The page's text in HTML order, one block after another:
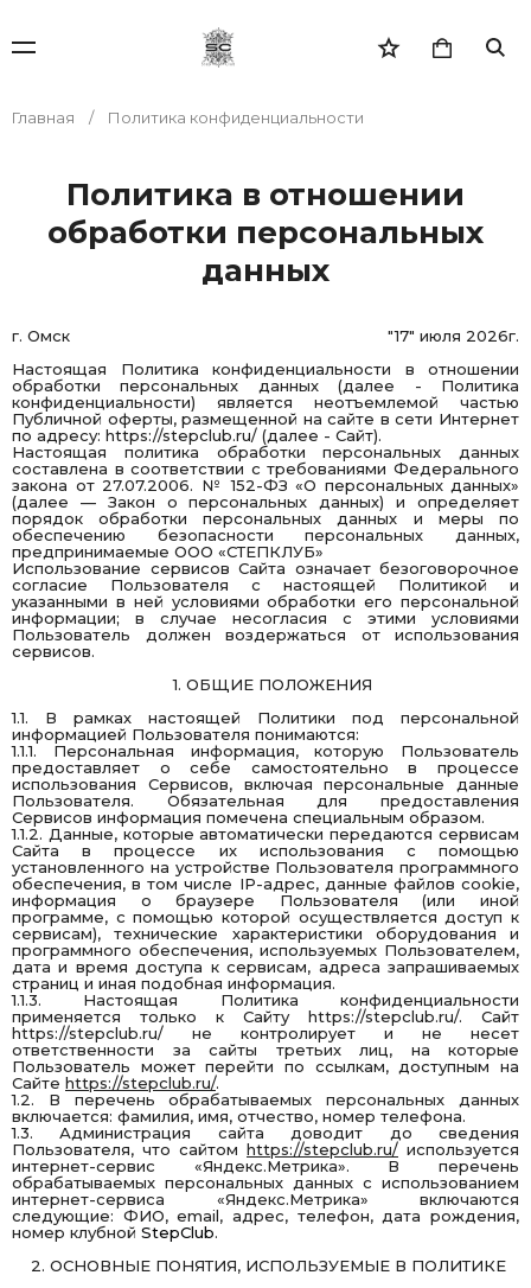
Главная Политика конфиденциальности
Политика в отношении
обработки персональных
данных
г. Омск
"17" июля 2026г.
Настоящая Политика конфиденциальности в отношении
обработки персональных данных (далее - Политика
конфиденциальности) является неотъемлемой частью
Публичной оферты, размещенной на сайте в сети Интернет
по адресу: https://stepclub.ru/ (далее - Сайт).
Настоящая политика обработки персональных данных
составлена в соответствии с требованиями Федерального
закона от 27.07.2006. № 152-ФЗ «О персональных данных»
(далее — Закон о персональных данных) и определяет
порядок обработки персональных данных и меры по
обеспечению безопасности персональных данных,
предпринимаемые ООО «СТЕПКЛУБ»
Использование сервисов Сайта означает безоговорочное
согласие Пользователя с настоящей Политикой и
указанными в ней условиями обработки его персональной
информации; в случае несогласия с этими условиями
Пользователь должен воздержаться от использования
сервисов.
1. ОБЩИЕ ПОЛОЖЕНИЯ
1.1. В рамках настоящей Политики под персональной
информацией Пользователя понимаются:
1.1.1. Персональная информация, которую Пользователь
предоставляет о себе самостоятельно в процессе
использования Сервисов, включая персональные данные
Пользователя. Обязательная для предоставления
Сервисов информация помечена специальным образом.
1.1.2. Данные, которые автоматически передаются сервисам
Сайта в процессе их использования с помощью
установленного на устройстве Пользователя программного
обеспечения, в том числе IP-адрес, данные файлов cookie,
информация о браузере Пользователя (или иной
программе, с помощью которой осуществляется доступ к
сервисам), технические характеристики оборудования и
программного обеспечения, используемых Пользователем,
дата и время доступа к сервисам, адреса запрашиваемых
страниц и иная подобная информация.
1.1.3. Настоящая Политика конфиденциальности
применяется только к Сайту https://stepclub.ru/. Сайт
https://stepclub.ru/ не контролирует и не несет
ответственности за сайты третьих лиц, на которые
Пользователь может перейти по ссылкам, доступным на
Сайте https://stepclub.ru/.
1.2. В перечень обрабатываемых персональных данных
включается: фамилия, имя, отчество, номер телефона.
1.3. Администрация сайта доводит до сведения
Пользователя, что сайтом https://stepclub.ru/ используется
интернет-сервис «Яндекс.Метрика». В перечень
обрабатываемых персональных данных с использованием
интернет-сервиса «Яндекс.Метрика» включаются
следующие: ФИО, email, адрес, телефон, дата рождения,
номер клубной StepClub.
2. ОСНОВНЫЕ ПОНЯТИЯ, ИСПОЛЬЗУЕМЫЕ В ПОЛИТИКЕ